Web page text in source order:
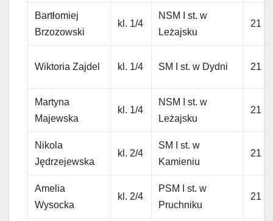
Bartłomiej
Brzozowski
kl. 1/4
NSM I st. w
Leżajsku
21
Wiktoria Zajdel kl. 1/4 SM I st. w Dydni 21
Martyna
Majewska
kl. 1/4
NSM I st. w
Leżajsku
21
Nikola
Jędrzejewska
kl. 2/4
SM I st. w
Kamieniu
21
Amelia
Wysocka
kl. 2/4
PSM I st. w
Pruchniku
21